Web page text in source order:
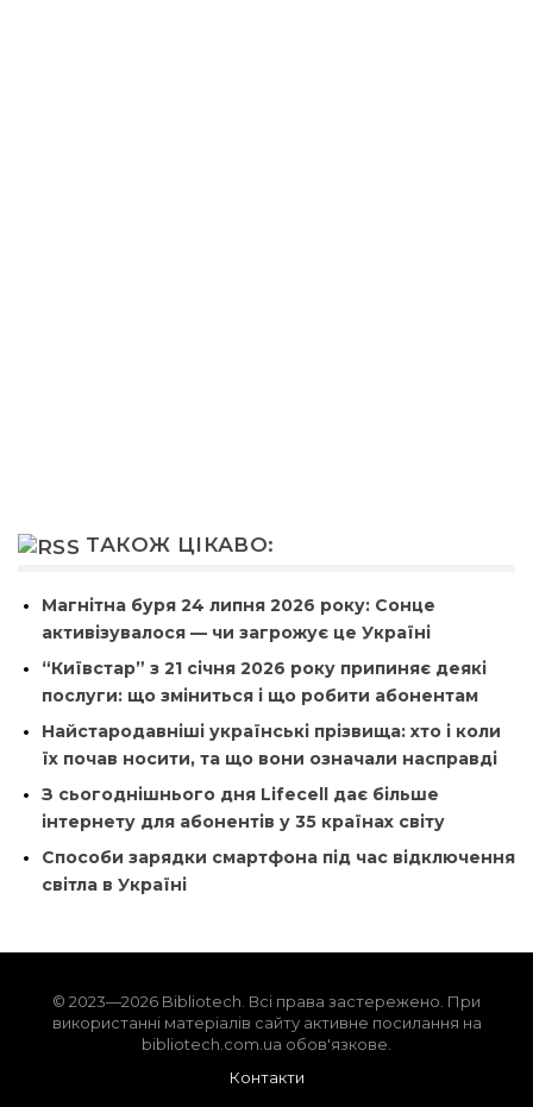
ТАКОЖ ЦІКАВО:
Магнітна буря 24 липня 2026 року: Сонце
активізувалося — чи загрожує це Україні
“Київстар” з 21 січня 2026 року припиняє деякі
послуги: що зміниться і що робити абонентам
Найстародавніші українські прізвища: хто і коли
їх почав носити, та що вони означали насправді
З сьогоднішнього дня Lifecell дає більше
інтернету для абонентів у 35 країнах світу
Способи зарядки смартфона під час відключення
світла в Україні
© 2023—2026 Bibliotech. Всі права застережено. При
використанні матеріалів сайту активне посилання на
bibliotech.com.ua обов'язкове.
Контакти